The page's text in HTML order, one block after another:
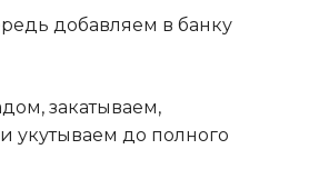
добавляем в банку
закатываем,
укутываем до полного